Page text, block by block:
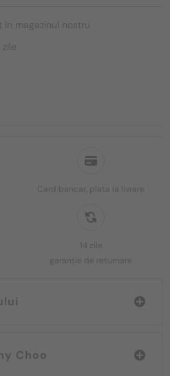
Card bancar, plata la livrare
14 zile
garanție de returnare
Jimmy Choo
magazinul nostru